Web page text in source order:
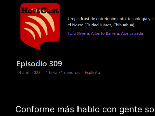
Conforme más hablo con gente